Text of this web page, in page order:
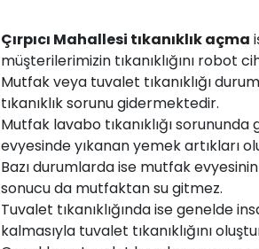
Çırpıcı Mahallesi tıkanıklıkaçma
müşterilerimizin tıkanıklığını robot
Mutfakveya tuvalet tıkanıklığı
tıkanıklık sorunugidermektedir.
Mutfak lavabo tıkanıklığı
evyesinde yıkanan yemek artıkları
Bazı durumlarda ise mutfak
sonucu da mutfaktansugitmez.
Tuvalet tıkanıklığında ise genelde
kalmasıyla tuvalet tıkanıklığını